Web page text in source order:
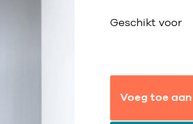
Geschikt voor
Voeg toe